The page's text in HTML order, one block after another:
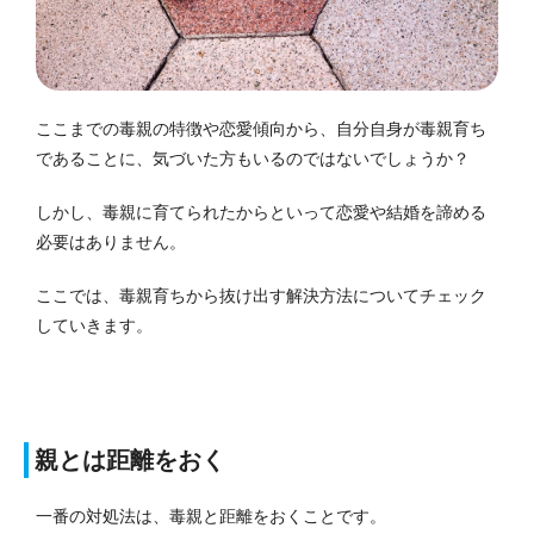
ここまでの毒親の特徴や恋愛傾向から、自分自身が毒親育ち
であることに、気づいた方もいるのではないでしょうか？
しかし、毒親に育てられたからといって恋愛や結婚を諦める
必要はありません。
ここでは、毒親育ちから抜け出す解決方法についてチェック
していきます。
親とは距離をおく
一番の対処法は、毒親と距離をおくことです。